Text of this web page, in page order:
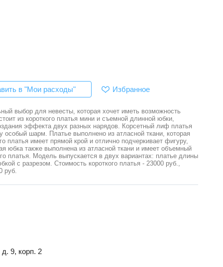
в "Мои расходы" Избранное
выбор для невесты, которая хочет иметь возможность
из короткого платья мини и съемной длинной юбки,
эффекта двух разных нарядов. Корсетный лиф платья
особый шарм. Платье выполнено из атласной ткани, которая
платья имеет прямой крой и отлично подчеркивает фигуру,
юбка также выполнена из атласной ткани и имеет объемный
платья. Модель выпускается в двух вариантах: платье длины
с разрезом. Стоимость короткого платья - 23000 руб.,
руб.
9, корп. 2